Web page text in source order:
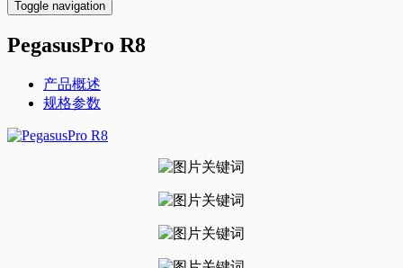
Toggle navigation
PegasusPro R8
产品概述
规格参数